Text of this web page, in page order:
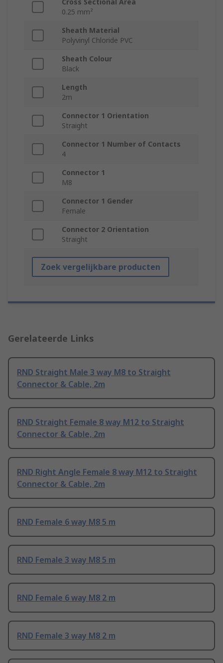
Cross Sectional Area
0.25 mm²
Sheath Material
Polyvinyl Chloride PVC
Sheath Colour
Black
Length
2m
Connector 1 Orientation
Straight
Connector 1 Number of Contacts
4
Connector 1
M8
Connector 1 Gender
Female
Connector 2 Orientation
Straight
Zoek vergelijkbare producten
Gerelateerde Links
RND Straight Male 3 way M8 to Straight
Connector & Cable, 2m
RND Straight Female 8 way M12 to Straight
Connector & Cable, 2m
RND Right Angle Female 8 way M12 to Straight
Connector & Cable, 2m
RND Female 6 way M8 5 m
RND Female 3 way M8 5 m
RND Female 6 way M8 2 m
RND Female 3 way M8 2 m